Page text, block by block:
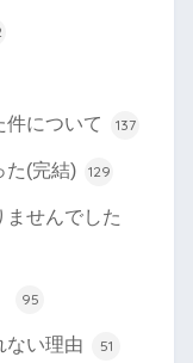
件について 137
た(完結) 129
ませんでした
95
ない理由 51